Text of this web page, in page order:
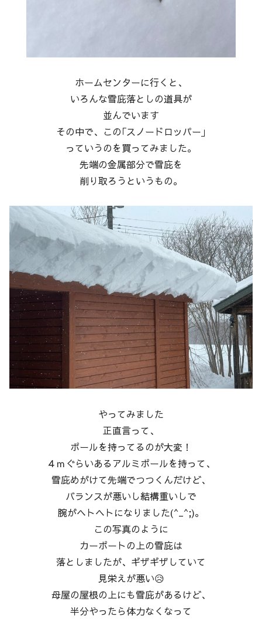
ホームセンターに行くと、
いろんな雪庇落としの道具が
並んでいます
その中で、この｢スノードロッパー｣
っていうのを買ってみました。
先端の金属部分で雪庇を
削り取ろうというもの。
やってみました
正直言って、
ポールを持ってるのが大変！
４ｍぐらいあるアルミポールを持って、
雪庇めがけて先端でつつくんだけど、
バランスが悪いし結構重いしで
腕がヘトヘトになりました(^_^;)。
この写真のように
カーポートの上の雪庇は
落としましたが、ギザギザしていて
見栄えが悪い😥
母屋の屋根の上にも雪庇があるけど、
半分やったら体力なくなって